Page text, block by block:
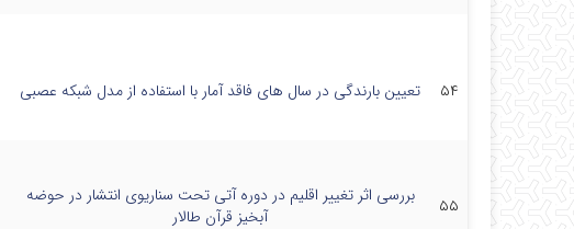
۵۴ تعیین بارندگی در سال های فاقد آمار با استفاده از مدل شبکه عصبی
۵۵
بررسی اثر تغییر اقلیم در دوره آتی تحت سناریوی انتشار در حوضه
آبخیز قرآن طالار